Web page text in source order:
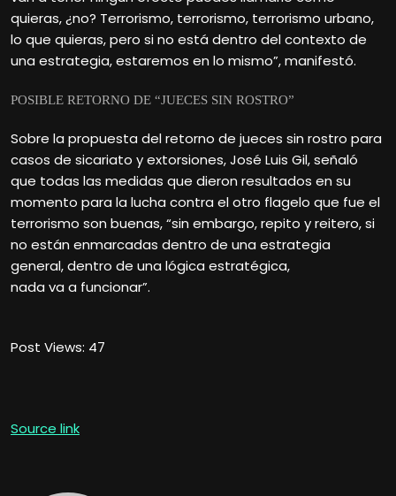
quieras, ¿no? Terrorismo, terrorismo, terrorismo urbano,
lo que quieras, pero si no está dentro del contexto de
una estrategia, estaremos en lo mismo”, manifestó.
POSIBLE RETORNO DE “JUECES SIN ROSTRO”
Sobre la propuesta del retorno de jueces sin rostro para
casos de sicariato y extorsiones, José Luis Gil, señaló
que todas las medidas que dieron resultados en su
momento para la lucha contra el otro flagelo que fue el
terrorismo son buenas, “sin embargo, repito y reitero, si
no están enmarcadas dentro de una estrategia
general, dentro de una lógica estratégica,
nada va a funcionar”.
Post Views: 47
Source link